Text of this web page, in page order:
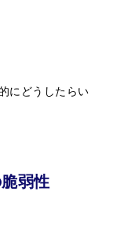
にどうしたらい
弱性